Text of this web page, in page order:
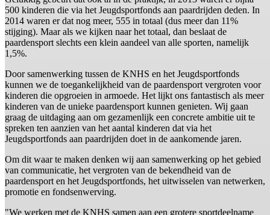
500 kinderen die via het Jeugdsportfonds aan paardrijden deden. In
2014 waren er dat nog meer, 555 in totaal (dus meer dan 11%
stijging). Maar als we kijken naar het totaal, dan beslaat de
paardensport slechts een klein aandeel van alle sporten, namelijk
1,5%.
Door samenwerking tussen de KNHS en het Jeugdsportfonds
kunnen we de toegankelijkheid van de paardensport vergroten voor
kinderen die opgroeien in armoede. Het lijkt ons fantastisch als meer
kinderen van de unieke paardensport kunnen genieten. Wij gaan
graag de uitdaging aan om gezamenlijk een concrete ambitie uit te
spreken ten aanzien van het aantal kinderen dat via het
Jeugdsportfonds aan paardrijden doet in de aankomende jaren.
Om dit waar te maken denken wij aan samenwerking op het gebied
van communicatie, het vergroten van de bekendheid van de
paardensport en het Jeugdsportfonds, het uitwisselen van netwerken,
promotie en fondsenwerving.
"We werken met de KNHS samen aan een grotere sportdeelname